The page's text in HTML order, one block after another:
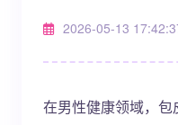
2026-05-13
在男性健康领域，